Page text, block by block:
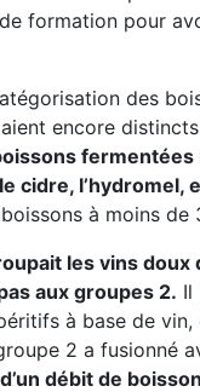
formation pour
des
encore
cidre, l’hydromel,
à moins de
les vins doux
aux groupes 2. Il
à base de vin,
2 a fusionné
débit de